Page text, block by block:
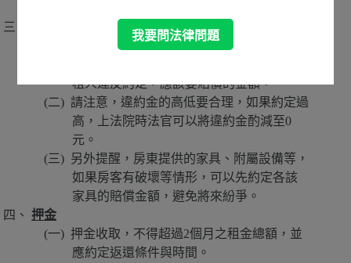
預定責任針對承租人常見且不容易舉證的違
租人違反約定，應該要賠償的金額。
請注意，違約金的高低要合理，如果約定過
高，上法院時法官可以將違約金酌減至0
元。
另外提醒，房東提供的家具、附屬設備等，
如果房客有破壞等情形，可以先約定各該
家具的賠償金額，避免將來紛爭。
押金
押金收取，不得超過2個月之租金總額，並
應約定返還條件與時間。
我要問法律問題